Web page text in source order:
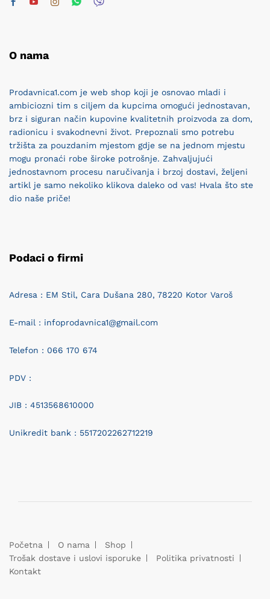
O nama
Prodavnica1.com je web shop koji je osnovao mladi i
ambiciozni tim s ciljem da kupcima omogući jednostavan,
brz i siguran način kupovine kvalitetnih proizvoda za dom,
radionicu i svakodnevni život. Prepoznali smo potrebu
tržišta za pouzdanim mjestom gdje se na jednom mjestu
mogu pronaći robe široke potrošnje. Zahvaljujući
jednostavnom procesu naručivanja i brzoj dostavi, željeni
artikl je samo nekoliko klikova daleko od vas! Hvala što ste
dio naše priče!
Podaci o firmi
Adresa : EM Stil, Cara Dušana 280, 78220 Kotor Varoš
E-mail : infoprodavnica1@gmail.com
Telefon : 066 170 674
PDV :
JIB : 4513568610000
Unikredit bank : 5517202262712219
Početna O nama
Shop
Trošak dostave i uslovi isporuke
Politika privatnosti
Kontakt